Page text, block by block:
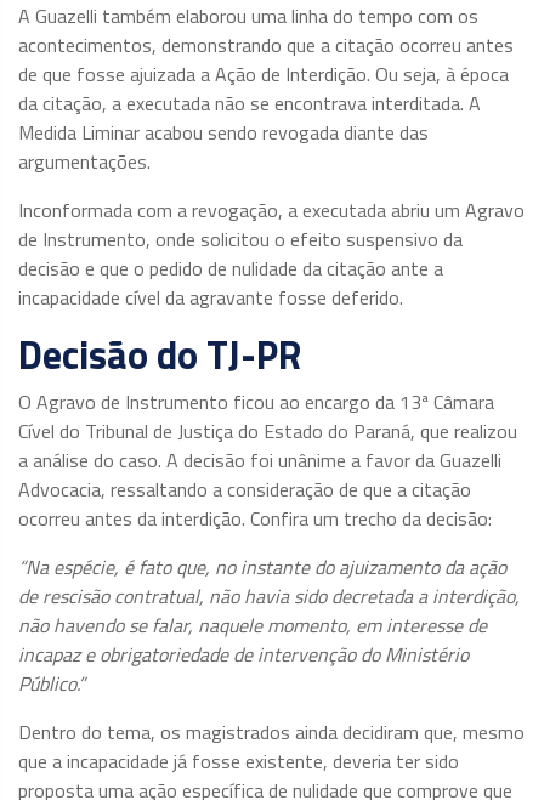
A Guazelli também elaborou uma linha do tempo com os
acontecimentos, demonstrando que a citação ocorreu antes
de que fosse ajuizada a Ação de Interdição. Ou seja, à época
da citação, a executada não se encontrava interditada. A
Medida Liminar acabou sendo revogada diante das
argumentações.
Inconformada com a revogação, a executada abriu um Agravo
de Instrumento, onde solicitou o efeito suspensivo da
decisão e que o pedido de nulidade da citação ante a
incapacidade cível da agravante fosse deferido.
Decisão do TJ-PR
O Agravo de Instrumento ficou ao encargo da 13ª Câmara
Cível do Tribunal de Justiça do Estado do Paraná, que realizou
a análise do caso. A decisão foi unânime a favor da Guazelli
Advocacia, ressaltando a consideração de que a citação
ocorreu antes da interdição. Confira um trecho da decisão:
“Na espécie, é fato que, no instante do ajuizamento da ação
de rescisão contratual, não havia sido decretada a interdição,
não havendo se falar, naquele momento, em interesse de
incapaz e obrigatoriedade de intervenção do Ministério
Público.”
Dentro do tema, os magistrados ainda decidiram que, mesmo
que a incapacidade já fosse existente, deveria ter sido
proposta uma ação específica de nulidade que comprove que